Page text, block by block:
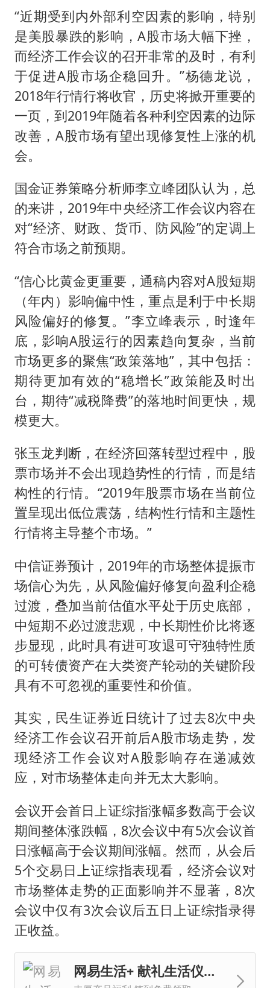
“近期受到内外部利空因素的影响，特别
是美股暴跌的影响，A股市场大幅下挫，
而经济工作会议的召开非常的及时，有利
于促进A股市场企稳回升。”杨德龙说，
2018年行情行将收官，历史将掀开重要的
一页，到2019年随着各种利空因素的边际
改善，A股市场有望出现修复性上涨的机
会。
国金证券策略分析师李立峰团队认为，总
的来讲，2019年中央经济工作会议内容在
对“经济、财政、货币、防风险”的定调上
符合市场之前预期。
“信心比黄金更重要，通稿内容对A股短期
（年内）影响偏中性，重点是利于中长期
风险偏好的修复。”李立峰表示，时逢年
底，影响A股运行的因素趋向复杂，当前
市场更多的聚焦“政策落地”，其中包括：
期待更加有效的“稳增长”政策能及时出
台，期待“减税降费”的落地时间更快，规
模更大。
张玉龙判断，在经济回落转型过程中，股
票市场并不会出现趋势性的行情，而是结
构性的行情。“2019年股票市场在当前位
置呈现出低位震荡，结构性行情和主题性
行情将主导整个市场。”
中信证券预计，2019年的市场整体提振市
场信心为先，从风险偏好修复向盈利企稳
过渡，叠加当前估值水平处于历史底部，
中短期不必过渡悲观，中长期性价比将逐
步显现，此时具有进可攻退可守独特性质
的可转债资产在大类资产轮动的关键阶段
具有不可忽视的重要性和价值。
其实，民生证券近日统计了过去8次中央
经济工作会议召开前后A股市场走势，发
现经济工作会议对A股影响存在递减效
应，对市场整体走向并无太大影响。
会议开会首日上证综指涨幅多数高于会议
期间整体涨跌幅，8次会议中有5次会议首
日涨幅高于会议期间涨幅。然而，从会后
5个交易日上证综指表现看，经济会议对
市场整体走势的正面影响并不显著，8次
会议中仅有3次会议后五日上证综指录得
正收益。
网易生活+ 献礼生活仪式感